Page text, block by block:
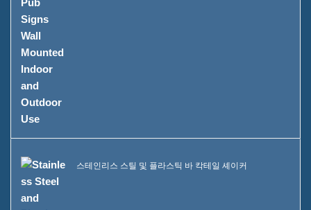
스테인리스 스틸 및 플라스틱 바 칵테일 셰이커